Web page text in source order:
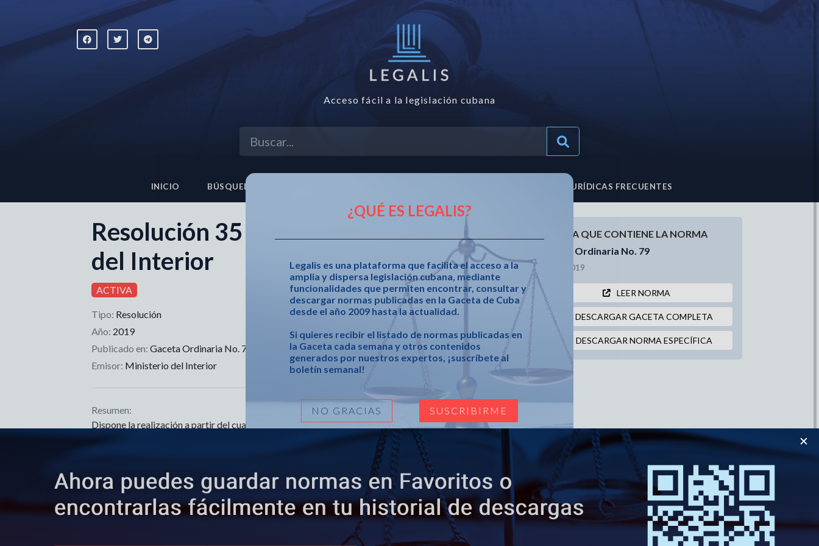
¿QUÉ ES LEGALIS?
Legalis es una plataforma que facilita el acceso a la
amplia y dispersa legislación cubana, mediante
funcionalidades que permiten encontrar, consultar y
descargar normas publicadas en la Gaceta de Cuba
desde el año 2009 hasta la actualidad.
Si quieres recibir el listado de normas publicadas en
la Gaceta cada semana y otros contenidos
generados por nuestros expertos, ¡suscríbete al
boletín semanal!
NO GRACIAS SUSCRIBIRME
Acceso fácil a la legislación cubana
INICIO BÚSQUEDA AVANZADA PREGUNTAS JURÍDICAS FRECUENTES
Resolución 35 de 2019 de Ministerio
del Interior
ACTIVA
Tipo: Resolución
Año: 2019
Publicado en: Gaceta Ordinaria No. 79
Emisor: Ministerio del Interior
Resumen:
Dispone la realización a partir del cuarto trimestre del año 2019, el proceso de inscripción general de
todos los ciclomotores que circulan en el país.
GACETA QUE CONTIENE LA NORMA
Gaceta Ordinaria No. 79
13/10/2019
LEER NORMA
DESCARGAR GACETA COMPLETA
DESCARGAR NORMA ESPECÍFICA
constitucion.eltoque.com